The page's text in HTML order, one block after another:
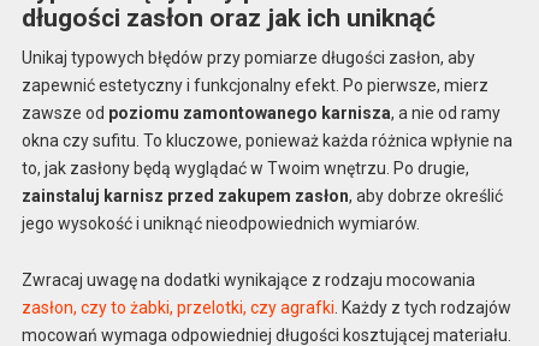
długości zasłon oraz jak ich uniknąć
Unikaj typowych błędów przy pomiarze długości zasłon, aby
zapewnić estetyczny i funkcjonalny efekt. Po pierwsze, mierz
zawsze od poziomu zamontowanego karnisza, a nie od ramy
okna czy sufitu. To kluczowe, ponieważ każda różnica wpłynie na
to, jak zasłony będą wyglądać w Twoim wnętrzu. Po drugie,
zainstaluj karnisz przed zakupem zasłon, aby dobrze określić
jego wysokość i uniknąć nieodpowiednich wymiarów.
Zwracaj uwagę na dodatki wynikające z rodzaju mocowania
zasłon, czy to żabki, przelotki, czy agrafki . Każdy z tych rodzajów
mocowań wymaga odpowiedniej długości kosztującej materiału.